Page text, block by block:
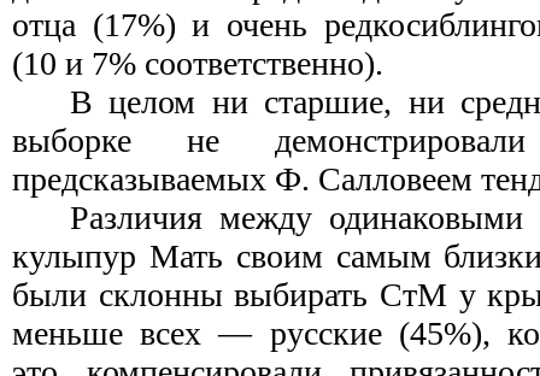
отца (17%) и очень
(10 и 7% соответственно).
В целом ни старшие, ни
выборке не
предсказываемых Ф. Салловеем
Различия между
кулыпур Мать своим самым
были склонны выбирать СтМ у
меньше всех — русские (45%),